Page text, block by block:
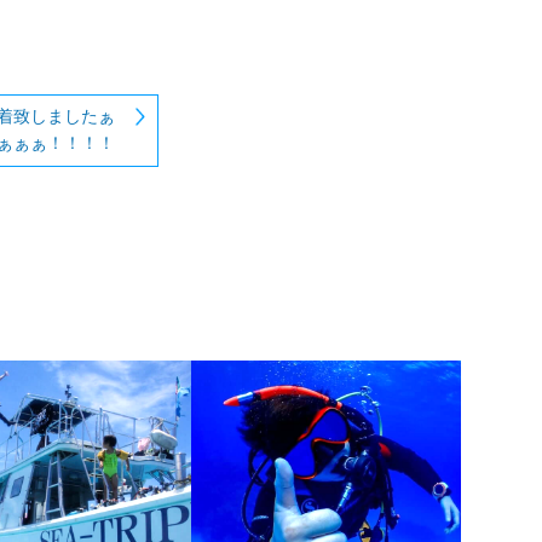
致しましたぁ
ぁぁぁ！！！！